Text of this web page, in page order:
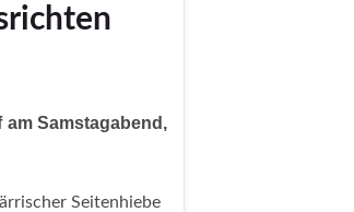
Samstagabend,
Seitenhiebe